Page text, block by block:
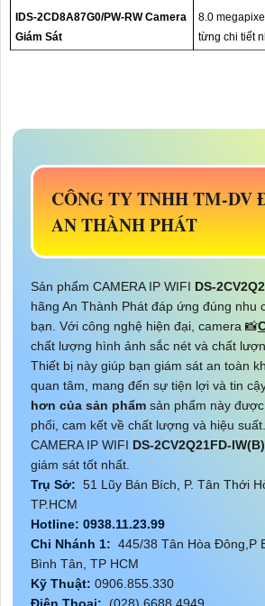
IDS-2CD8A87G0/PW-RW Camera
Giám Sát
8.0
từng chi tiết
CÔNG TY TNHH TM-DV
AN THÀNH PHÁT
Sản phẩm CAMERA IP WIFI DS-
hãng An Thành Phát đáp ứng đúng nhu
bạn. Với công nghệ hiện đại, camera 📸
chất lượng hình ảnh sắc nét và chất
Thiết bị này giúp bạn giám sát an toàn
quan tâm, mang đến sự tiện lợi và tin
hơn của sản phẩm sản phẩm này
phối, cam kết về chất lượng và hiệu
CAMERA IP WIFI DS-2CV2Q21FD-IW(B)
giám sát tốt nhất.
Trụ Sở: 51 Lũy Bán Bích, P. Tân Thới
TP.HCM
Hotline: 0938.11.23.99
Chi Nhánh 1: 445/38 Tân Hòa Đông,P
Bình Tân, TP HCM
Kỹ Thuật: 0906.855.330